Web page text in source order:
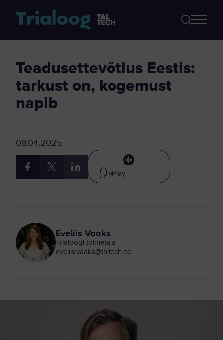
Teadusettevõtlus Eestis:
tarkust on, kogemust
napib
08.04.2025
Play
Eveliis Vaaks
Trialoogi toimetaja
eveliis.vaaks@taltech.ee